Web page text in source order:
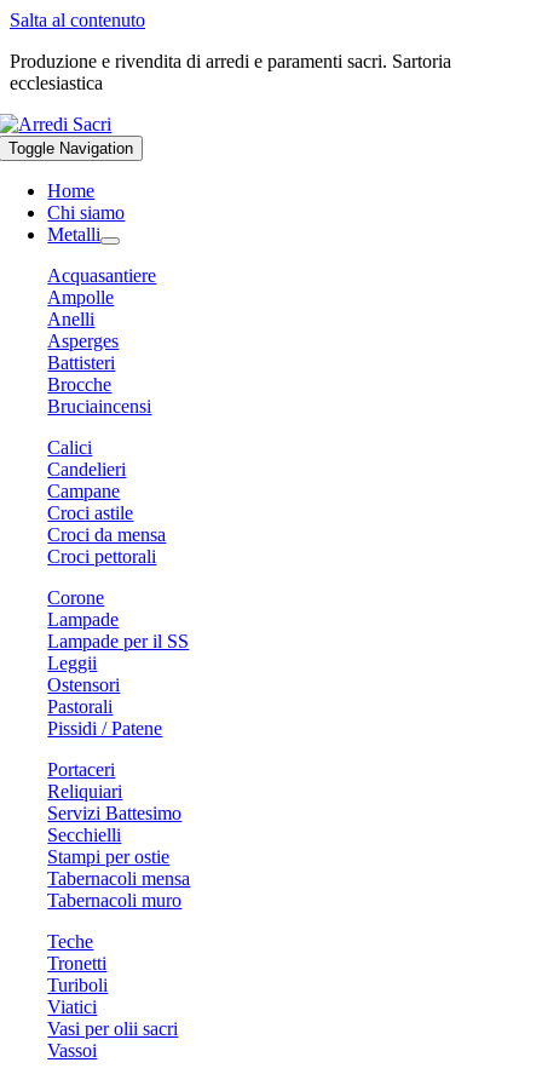
Salta al contenuto
Produzione e rivendita di arredi e paramenti sacri. Sartoria
ecclesiastica
Toggle Navigation
Home
Chi siamo
Metalli
Acquasantiere
Ampolle
Anelli
Asperges
Battisteri
Brocche
Bruciaincensi
Calici
Candelieri
Campane
Croci astile
Croci da mensa
Croci pettorali
Corone
Lampade
Lampade per il SS
Leggii
Ostensori
Pastorali
Pissidi / Patene
Portaceri
Reliquiari
Servizi Battesimo
Secchielli
Stampi per ostie
Tabernacoli mensa
Tabernacoli muro
Teche
Tronetti
Turiboli
Viatici
Vasi per olii sacri
Vassoi